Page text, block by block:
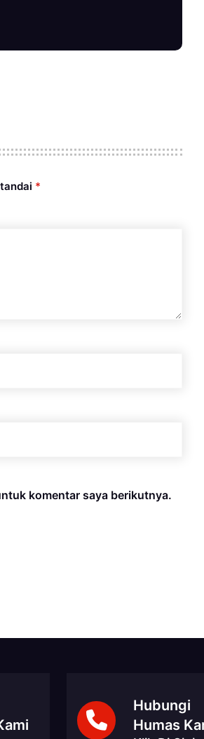
*
komentar saya berikutnya.
Hubungi
Humas